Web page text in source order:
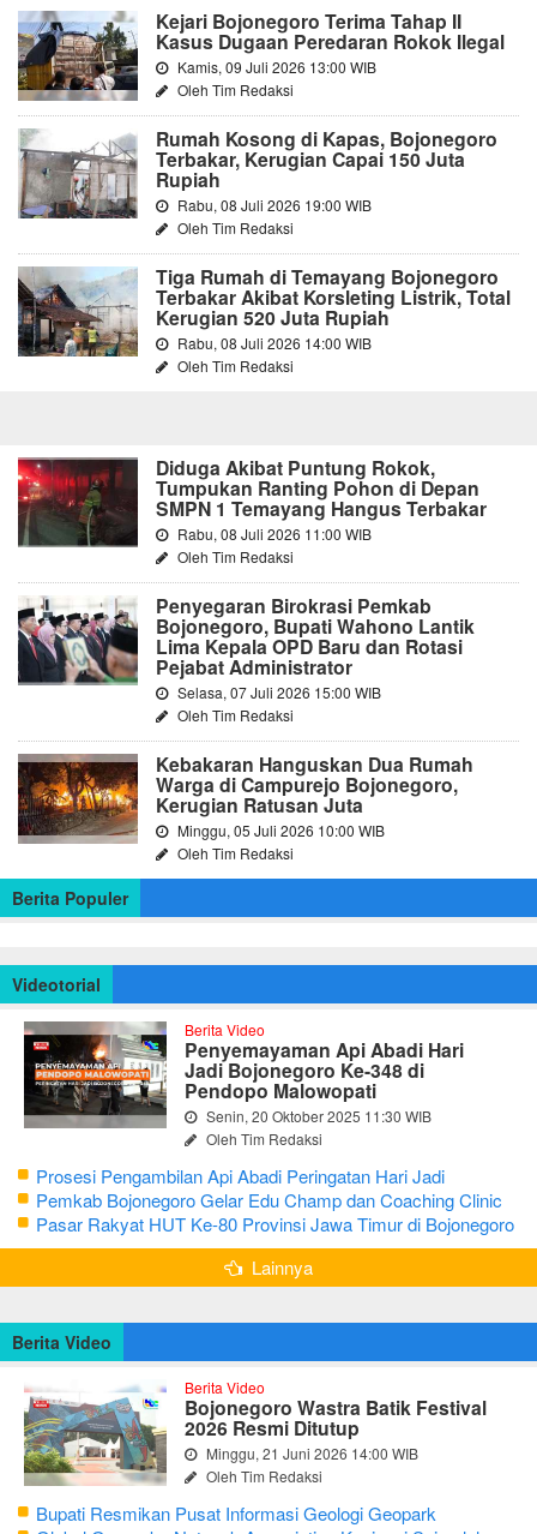
Kejari Bojonegoro Terima Tahap II
Kasus Dugaan Peredaran Rokok Ilegal
Kamis, 09 Juli 2026 13:00 WIB
Oleh Tim Redaksi
Rumah Kosong di Kapas, Bojonegoro
Terbakar, Kerugian Capai 150 Juta
Rupiah
Rabu, 08 Juli 2026 19:00 WIB
Oleh Tim Redaksi
Tiga Rumah di Temayang Bojonegoro
Terbakar Akibat Korsleting Listrik, Total
Kerugian 520 Juta Rupiah
Rabu, 08 Juli 2026 14:00 WIB
Oleh Tim Redaksi
Diduga Akibat Puntung Rokok,
Tumpukan Ranting Pohon di Depan
SMPN 1 Temayang Hangus Terbakar
Rabu, 08 Juli 2026 11:00 WIB
Oleh Tim Redaksi
Penyegaran Birokrasi Pemkab
Bojonegoro, Bupati Wahono Lantik
Lima Kepala OPD Baru dan Rotasi
Pejabat Administrator
Selasa, 07 Juli 2026 15:00 WIB
Oleh Tim Redaksi
Kebakaran Hanguskan Dua Rumah
Warga di Campurejo Bojonegoro,
Kerugian Ratusan Juta
Minggu, 05 Juli 2026 10:00 WIB
Oleh Tim Redaksi
Berita Populer
Videotorial
Berita Video
Penyemayaman Api Abadi Hari
Jadi Bojonegoro Ke-348 di
Pendopo Malowopati
Senin, 20 Oktober 2025 11:30 WIB
Oleh Tim Redaksi
Prosesi Pengambilan Api Abadi Peringatan Hari Jadi
Bojonegoro Ke-348
Pemkab Bojonegoro Gelar Edu Champ dan Coaching Clinic
Seni Reog dan Jaranan
Pasar Rakyat HUT Ke-80 Provinsi Jawa Timur di Bojonegoro
Lainnya
Berita Video
Berita Video
Bojonegoro Wastra Batik Festival
2026 Resmi Ditutup
Minggu, 21 Juni 2026 14:00 WIB
Oleh Tim Redaksi
Bupati Resmikan Pusat Informasi Geologi Geopark